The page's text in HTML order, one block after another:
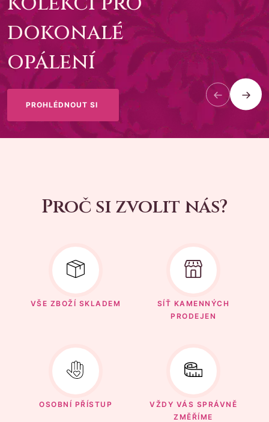
dokonalé
opálení
PROHLÉDNOUT SI
Proč si zvolit nás?
VŠE ZBOŽÍ SKLADEM
SÍŤ KAMENNÝCH
PRODEJEN
OSOBNÍ PŘÍSTUP
VŽDY VÁS SPRÁVNĚ
ZMĚŘÍME